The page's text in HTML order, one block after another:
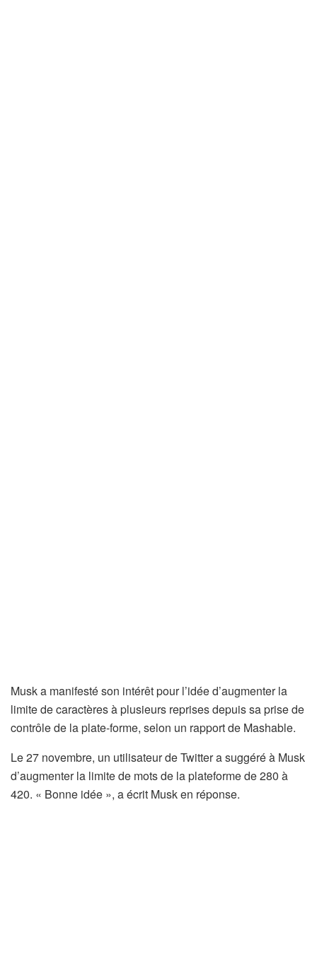
Musk a manifesté son intérêt pour l’idée d’augmenter la
limite de caractères à plusieurs reprises depuis sa prise de
contrôle de la plate-forme, selon un rapport de Mashable.
Le 27 novembre, un utilisateur de Twitter a suggéré à Musk
d’augmenter la limite de mots de la plateforme de 280 à
420. « Bonne idée », a écrit Musk en réponse.